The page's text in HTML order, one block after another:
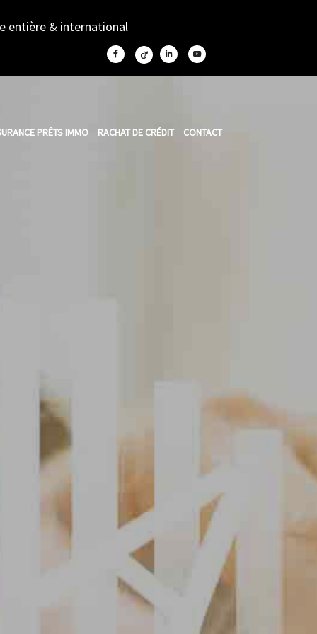
entière & international
PRÊTS IMMO RACHAT DE CRÉDIT CONTACT